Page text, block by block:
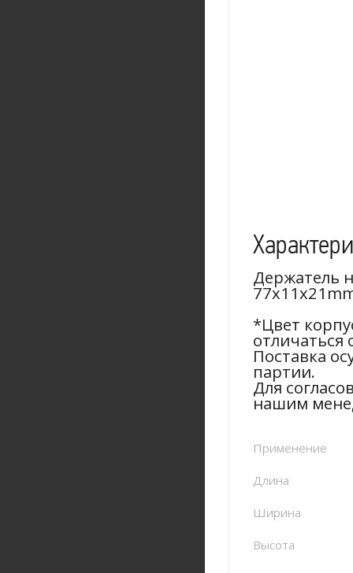
Держатель
*Цвет
отличаться
Поставка
партии.
Для
нашим
Применение
Длина
Ширина
Высота